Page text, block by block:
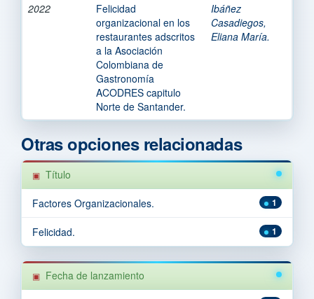
2022
Felicidad
organizacional en los
restaurantes adscritos
a la Asociación
Colombiana de
Gastronomía
ACODRES capitulo
Norte de Santander.
Ibáñez
Casadiegos,
Eliana María.
Otras opciones relacionadas
Título
1
Factores Organizacionales.
1
Felicidad.
Fecha de lanzamiento